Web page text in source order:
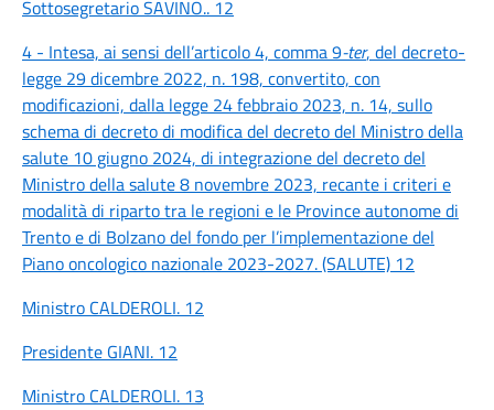
Sottosegretario SAVINO.. 12
4 - Intesa, ai sensi dell’articolo 4, comma 9-ter, del decreto-
legge 29 dicembre 2022, n. 198, convertito, con
modificazioni, dalla legge 24 febbraio 2023, n. 14, sullo
schema di decreto di modifica del decreto del Ministro della
salute 10 giugno 2024, di integrazione del decreto del
Ministro della salute 8 novembre 2023, recante i criteri e
modalità di riparto tra le regioni e le Province autonome di
Trento e di Bolzano del fondo per l’implementazione del
Piano oncologico nazionale 2023-2027. (SALUTE) 12
Ministro CALDEROLI. 12
Presidente GIANI. 12
Ministro CALDEROLI. 13